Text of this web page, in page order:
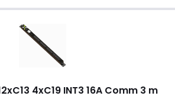
4xC19 INT3 16A Comm 3 m